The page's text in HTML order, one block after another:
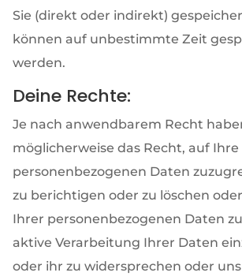
Sie (direkt oder indirekt)
können auf unbestimmte Zeit
werden.
Deine Rechte:
Je nach anwendbarem Recht
möglicherweise das Recht, auf Ihre
personenbezogenen Daten
zu berichtigen oder zu löschen
Ihrer personenbezogenen Daten
aktive Verarbeitung Ihrer Daten
oder ihr zu widersprechen oder